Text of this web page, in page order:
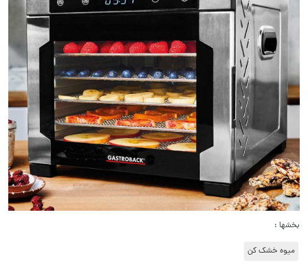
بخشها :
میوه خشک کن